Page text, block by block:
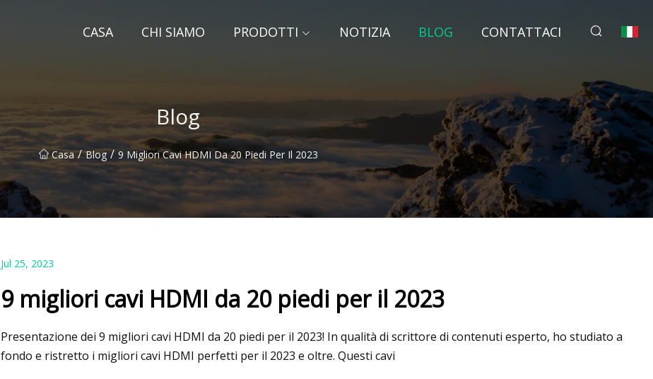
CASA CHI SIAMO PRODOTTI NOTIZIA BLOG CONTATTACI
Blog
Casa / Blog / 9 Migliori Cavi HDMI Da 20 Piedi Per Il 2023
Jul 25, 2023
9 migliori cavi HDMI da 20 piedi per il 2023
Presentazione dei 9 migliori cavi HDMI da 20 piedi per il 2023! In qualità di scrittore di contenuti esperto, ho studiato a
fondo e ristretto i migliori cavi HDMI perfetti per il 2023 e oltre. Questi cavi